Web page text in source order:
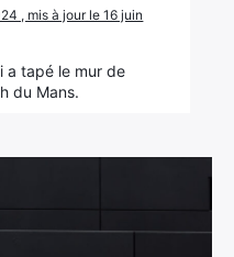
, mis à jour le 16 juin
a tapé le mur de
du Mans.